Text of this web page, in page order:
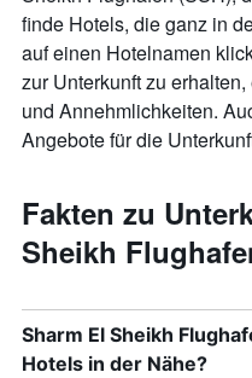
finde Hotels, die ganz in
auf einen Hotelnamen
zur Unterkunft zu
und Annehmlichkeiten.
Angebote für die
Fakten zu
Sheikh
Sharm El Sheikh
Hotels in der Nähe?